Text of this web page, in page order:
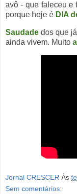
avô - que faleceu e
porque hoje é DIA
Saudade dos que
ainda vivem. Muito
Jornal CRESCER Às
Sem comentários: